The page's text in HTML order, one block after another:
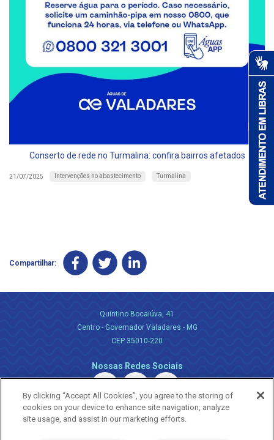
Conserto de rede no Turmalina: confira bairros afetados
21/07/2025 Intervenções no abastecimento Turmalina
Compartilhar:
Quintino Bocaiúva, 41
Centro - Governador Valadares - MG
CEP 35010-220
Nossas Redes Sociais
By clicking “Accept All Cookies”, you agree to the storing of
cookies on your device to enhance site navigation, analyze
site usage, and assist in our marketing efforts.